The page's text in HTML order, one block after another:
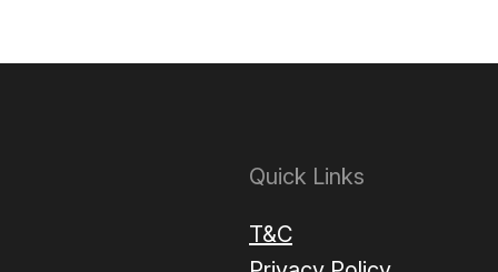
Quick Links
T&C